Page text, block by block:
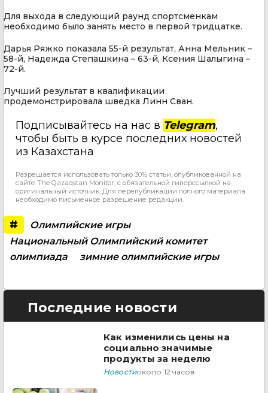
Для выхода в следующий раунд спортсменкам
необходимо было занять место в первой тридцатке.
Дарья Ряжко показала 55-й результат, Анна Мельник –
58-й, Надежда Степашкина – 63-й, Ксения Шалыгина –
72-й.
Лучший результат в квалификации
продемонстрировала шведка Линн Сван.
Подписывайтесь на нас в Telegram,
чтобы быть в курсе последних новостей
из Казахстана
Разрешается использовать только 30% статьи, опубликованной на
сайте The Qazaqstan Monitor, с обязательной гиперссылкой на
оригинальный источник. Для перепубликации полного материала
необходимо письменное разрешение редакции.
#
Олимпийские игры
Национальный Олимпийский комитет
олимпиада
зимние олимпийские игры
Последние новости
Как изменились цены на
социально значимые
продукты за неделю
Новостиоколо 12 часов